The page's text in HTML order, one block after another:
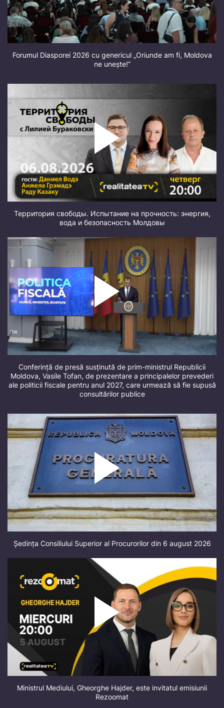
Forumul Diasporei 2026 cu genericul „Oriunde am fi, Moldova
ne unește!”
Территория свободы. Испытание на прочность: энергия,
вода и безопасность Молдовы
Conferință de presă susținută de prim-ministrul Republicii
Moldova, Vasile Tofan, de prezentare a principalelor prevederi
ale politicii fiscale pentru anul 2027, care urmează să fie supusă
consultărilor publice
Ședința Consiliului Superior al Procurorilor din 6 august 2026
Ministrul Mediului, Gheorghe Hajder, este invitatul emisiunii
Rezoomat